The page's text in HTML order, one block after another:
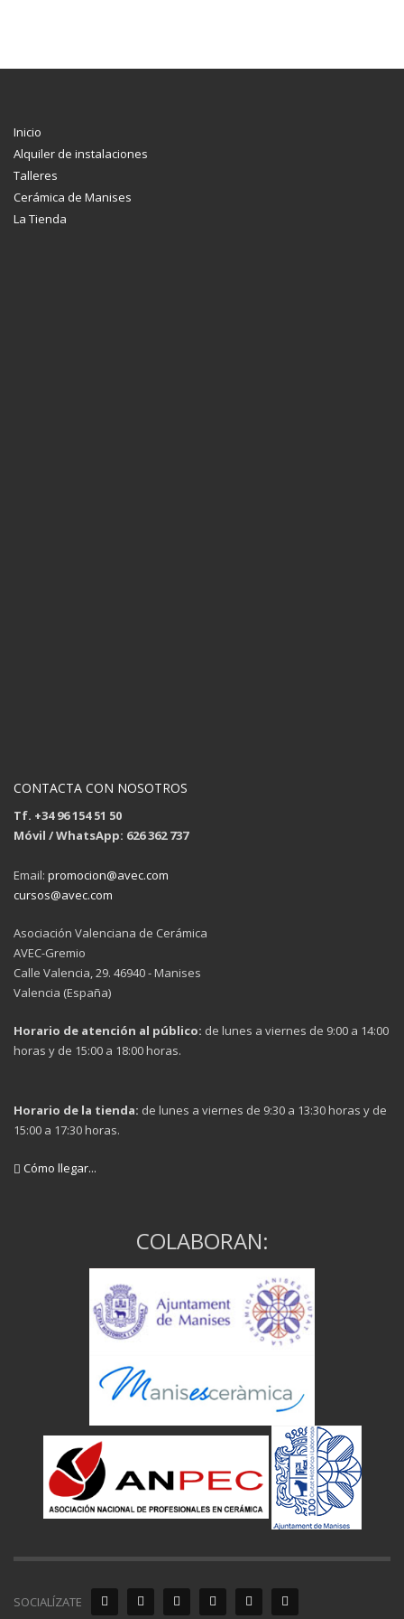
Inicio
Alquiler de instalaciones
Talleres
Cerámica de Manises
La Tienda
CONTACTA CON NOSOTROS
Tf. +34 96 154 51 50
Móvil / WhatsApp: 626 362 737
Email: promocion@avec.com
cursos@avec.com
Asociación Valenciana de Cerámica
AVEC-Gremio
Calle Valencia, 29. 46940 - Manises
Valencia (España)
Horario de atención al público: de lunes a viernes de 9:00 a 14:00
horas y de 15:00 a 18:00 horas.
Horario de la tienda: de lunes a viernes de 9:30 a 13:30 horas y de
15:00 a 17:30 horas.
Cómo llegar...
COLABORAN:
SOCIALÍZATE